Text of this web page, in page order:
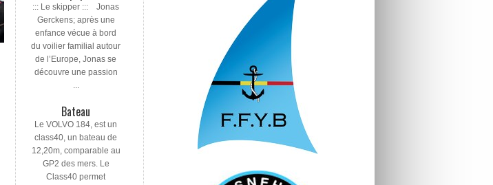
::: Le skipper ::: Jonas
Gerckens; après une
enfance vécue à bord
du voilier familial autour
de l’Europe, Jonas se
découvre une passion
Bateau
Le VOLVO 184, est un
class40, un bateau de
12,20m, comparable au
GP2 des mers. Le
Class40 permet